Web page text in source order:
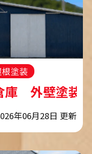
庫 外壁塗装
年06月28日 更新
根塗装